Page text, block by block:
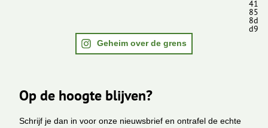
41
85
8d
d9
Geheim over de grens
Op de hoogte blijven?
Schrijf je dan in voor onze nieuwsbrief en ontrafel de echte